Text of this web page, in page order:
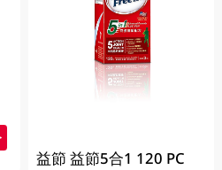
益節 益節5合1 120 PC